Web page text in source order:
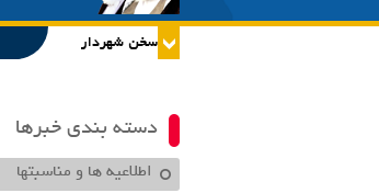
دسته بندی خبرها
اطلاعیه ها و مناسبتها